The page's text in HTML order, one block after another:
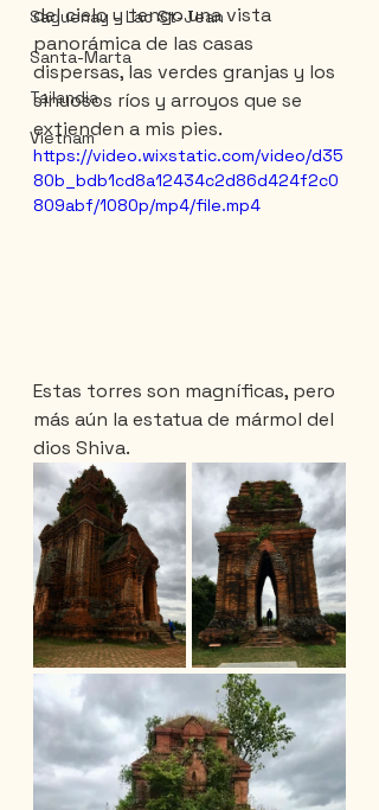
Saguenay - Lac St-Jean
Santa-Marta
Tailandia
Vietnam
del cielo y tengo una vista
panorámica de las casas
dispersas, las verdes granjas y los
sinuosos ríos y arroyos que se
extienden a mis pies.
https://video.wixstatic.com/video/d35
80b_bdb1cd8a12434c2d86d424f2c0
809abf/1080p/mp4/file.mp4
Estas torres son magníficas, pero
más aún la estatua de mármol del
dios Shiva.